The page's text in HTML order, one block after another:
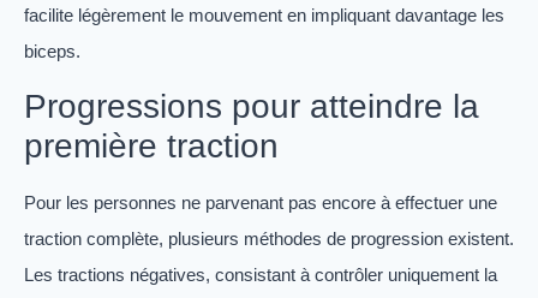
facilite légèrement le mouvement en impliquant davantage les
biceps.
Progressions pour atteindre la
première traction
Pour les personnes ne parvenant pas encore à effectuer une
traction complète, plusieurs méthodes de progression existent.
Les tractions négatives, consistant à contrôler uniquement la